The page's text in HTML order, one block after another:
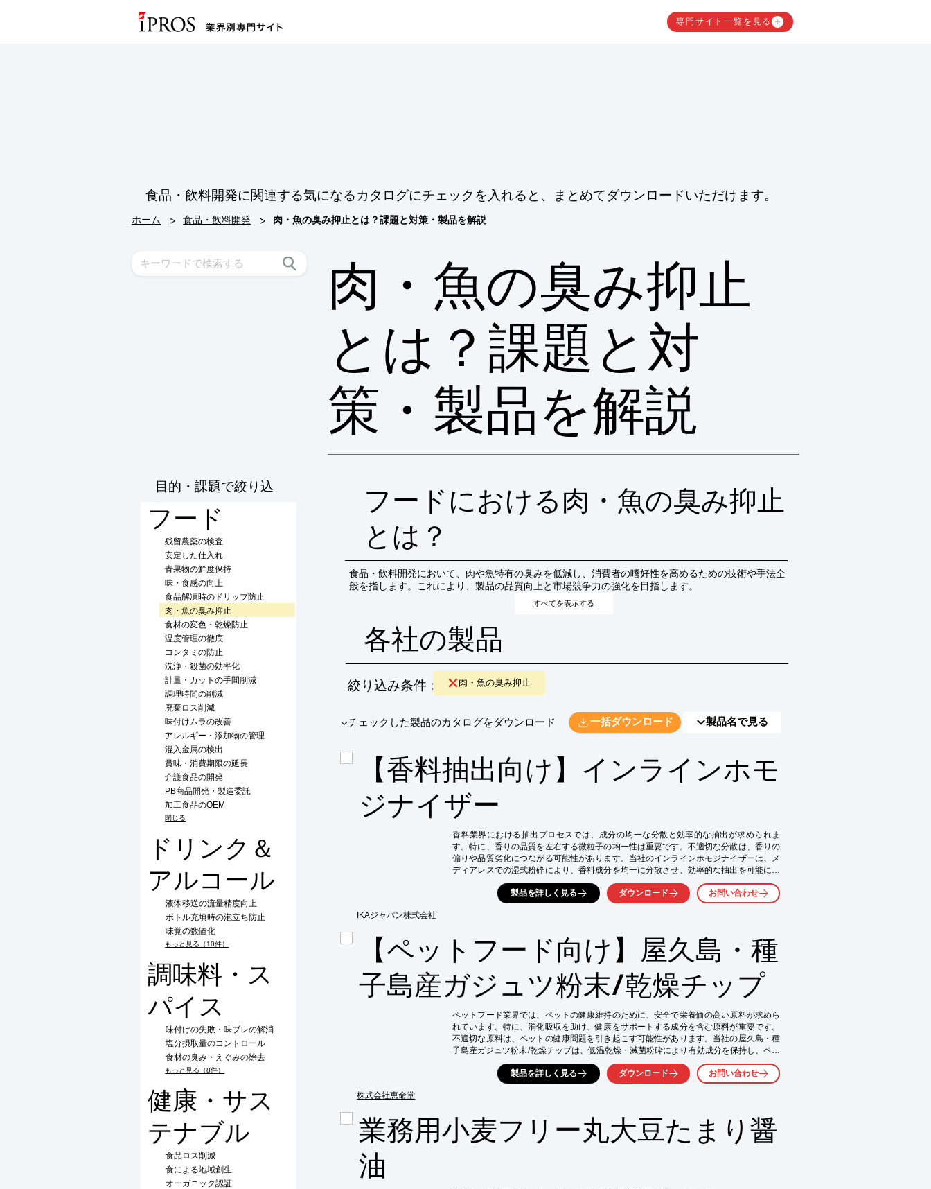
専門サイト一覧を見る
食品・飲料開発に関連する気になるカタログにチェックを入れると、まとめてダウンロードいただけます。
ホーム > 食品・飲料開発 > 肉・魚の臭み抑止とは？課題と対策・製品を解説
肉・魚の臭み抑止
とは？課題と対
策・製品を解説
目的・課題で絞り込
む
フード
残留農薬の検査
安定した仕入れ
青果物の鮮度保持
味・食感の向上
食品解凍時のドリップ防止
肉・魚の臭み抑止
食材の変色・乾燥防止
温度管理の徹底
コンタミの防止
洗浄・殺菌の効率化
計量・カットの手間削減
調理時間の削減
廃棄ロス削減
味付けムラの改善
アレルギー・添加物の管理
混入金属の検出
賞味・消費期限の延長
介護食品の開発
PB商品開発・製造委託
加工食品のOEM
閉じる
ドリンク＆
アルコール
液体移送の流量精度向上
ボトル充填時の泡立ち防止
味覚の数値化
もっと見る（10件）
調味料・ス
パイス
味付けの失敗・味ブレの解消
塩分摂取量のコントロール
食材の臭み・えぐみの除去
もっと見る（8件）
健康・サス
テナブル
食品ロス削減
食による地域創生
オーガニック認証
フードにおける肉・魚の臭み抑止
とは？
食品・飲料開発において、肉や魚特有の臭みを低減し、消費者の嗜好性を高めるための技術や手法全
般を指します。これにより、製品の品質向上と市場競争力の強化を目指します。
すべてを表示する
各社の製品
絞り込み条件： 肉・魚の臭み抑止
​▼チェックした製品のカタログをダウンロード 一括ダウンロード 製品名で見る
【香料抽出向け】インラインホモ
ジナイザー
IKAジャパン株式会社
香料業界における抽出プロセスでは、成分の均一な分散と効率的な抽出が求められま
す。特に、香りの品質を左右する微粒子の均一性は重要です。不適切な分散は、香りの
偏りや品質劣化につながる可能性があります。当社のインラインホモジナイザーは、メ
ディアレスでの湿式粉砕により、香料成分を均一に分散させ、効率的な抽出を可能にし
【活用シーン】
・フレーバー製造
【導入の効果】
・均一な粒子径の実現
・効率的な抽出
・品質向上
製品を詳しく見る ダウンロード お問い合わせ
【ペットフード向け】屋久島・種
子島産ガジュツ粉末/乾燥チップ
株式会社恵命堂
ペットフード業界では、ペットの健康維持のために、安全で栄養価の高い原料が求めら
れています。特に、消化吸収を助け、健康をサポートする成分を含む原料が重要です。
不適切な原料は、ペットの健康問題を引き起こす可能性があります。当社の屋久島・種
子島産ガジュツ粉末/乾燥チップは、低温乾燥・滅菌粉砕により有効成分を保持し、ペッ
トの健康維持に貢献します。
【活用シーン】
・健康志向のペットオーナー向け
【導入の効果】
製品を詳しく見る ダウンロード お問い合わせ
業務用小麦フリー丸大豆たまり醤
油